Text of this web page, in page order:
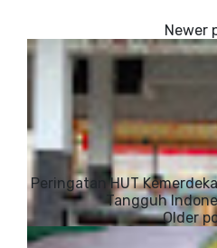
Peringatan HUT
Tangguh